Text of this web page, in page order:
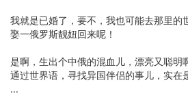
我就是已婚了，要不，我也可能去那里的
娶一俄罗斯靓妞回来呢！
是啊，生出个中俄的混血儿，漂亮又聪明
通过世界语，寻找异国伴侣的事儿，实在
...